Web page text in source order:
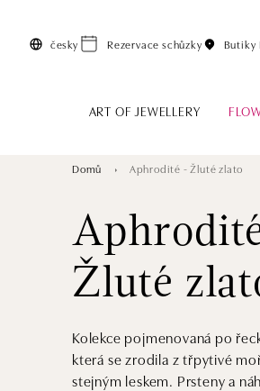
česky Rezervace schůzky Butiky
ART OF JEWELLERY
Domů Aphrodité - Žluté zlato
Žluté
Kolekce pojmenovaná po
která se zrodila z třpytivé
stejným leskem. Prsteny a